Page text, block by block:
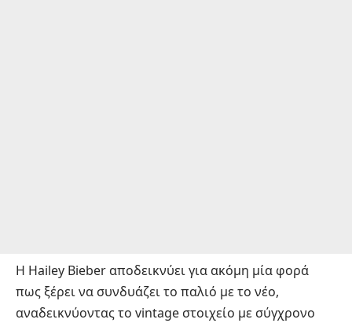
Η Hailey Bieber αποδεικνύει για ακόμη μία φορά
πως ξέρει να συνδυάζει το παλιό με το νέο,
αναδεικνύοντας το vintage στοιχείο με σύγχρονο